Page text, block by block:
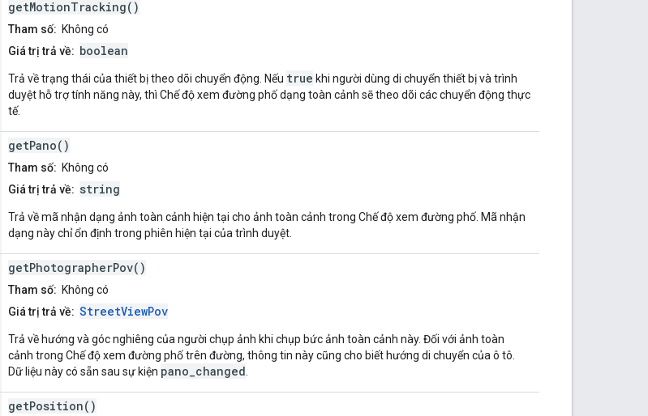
getMotionTracking()
Tham số: Không có
Giá trị trả về: boolean
Trả về trạng thái của thiết bị theo dõi chuyển động. Nếu true khi người dùng di chuyển thiết bị và trình
duyệt hỗ trợ tính năng này, thì Chế độ xem đường phố dạng toàn cảnh sẽ theo dõi các chuyển động thực
tế.
getPano()
Tham số: Không có
Giá trị trả về: string
Trả về mã nhận dạng ảnh toàn cảnh hiện tại cho ảnh toàn cảnh trong Chế độ xem đường phố. Mã nhận
dạng này chỉ ổn định trong phiên hiện tại của trình duyệt.
getPhotographerPov()
Tham số: Không có
Giá trị trả về: StreetViewPov
Trả về hướng và góc nghiêng của người chụp ảnh khi chụp bức ảnh toàn cảnh này. Đối với ảnh toàn
cảnh trong Chế độ xem đường phố trên đường, thông tin này cũng cho biết hướng di chuyển của ô tô.
Dữ liệu này có sẵn sau sự kiện pano_changed
getPosition()